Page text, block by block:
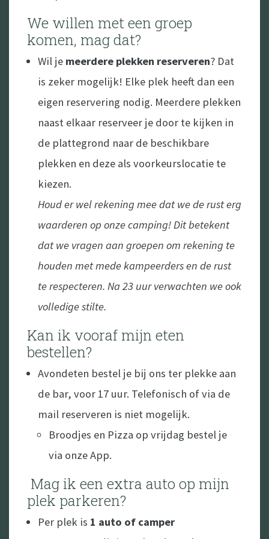
We willen met een groep
komen, mag dat?
Wil je meerdere plekken reserveren? Dat
is zeker mogelijk! Elke plek heeft dan een
eigen reservering nodig. Meerdere plekken
naast elkaar reserveer je door te kijken in
de plattegrond naar de beschikbare
plekken en deze als voorkeurslocatie te
kiezen.
Houd er wel rekening mee dat we de rust erg
waarderen op onze camping! Dit betekent
dat we vragen aan groepen om rekening te
houden met mede kampeerders en de rust
te respecteren. Na 23 uur verwachten we ook
volledige stilte.
Kan ik vooraf mijn eten
bestellen?
Avondeten bestel je bij ons ter plekke aan
de bar, voor 17 uur. Telefonisch of via de
mail reserveren is niet mogelijk.
Broodjes en Pizza op vrijdag bestel je
via onze App.
Mag ik een extra auto op mijn
plek parkeren?
Per plek is 1 auto of camper
only event)
Boeking Cars Under the Stars